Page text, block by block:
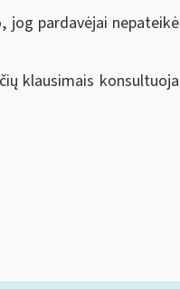
jog pardavėjai nepateikė
klausimais konsultuoja